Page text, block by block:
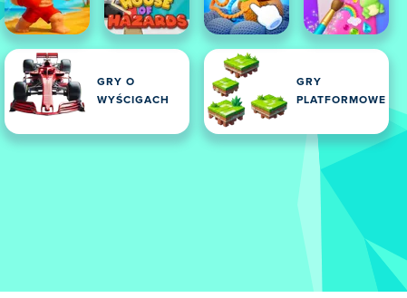
GRY O
WYŚCIGACH
GRY
PLATFORMOWE